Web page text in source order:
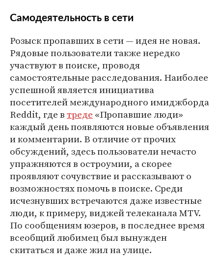
Самодеятельность в сети
Розыск пропавших в сети — идея не новая.
Рядовые пользователи также нередко
участвуют в поиске, проводя
самостоятельные расследования. Наиболее
успешной является инициатива
посетителей международного имиджборда
Reddit, где втреде «Пропавшие люди»
каждый день появляются новые объявления
и комментарии. В отличие от прочих
обсуждений, здесь пользователи нечасто
упражняются в остроумии, а скорее
проявляют сочувствие и рассказывают о
возможностях помочь в поиске. Среди
исчезнувших встречаются даже известные
люди, к примеру, виджей телеканала MTV.
По сообщениям юзеров, в последнее время
всеобщий любимец был вынужден
скитаться и даже жил на улице.